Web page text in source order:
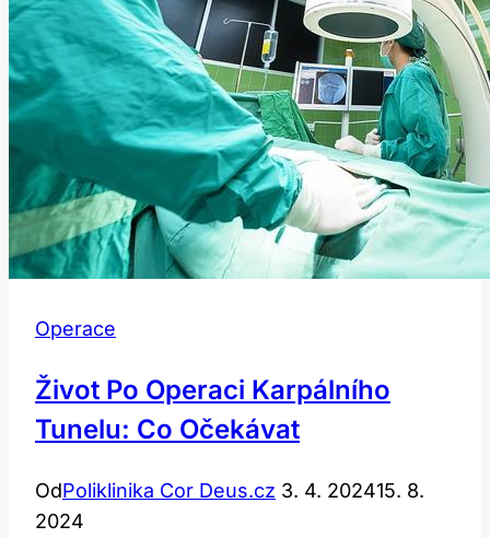
Operace
Život Po Operaci Karpálního
Tunelu: Co Očekávat
OdPoliklinika Cor Deus.cz 3. 4. 202415. 8.
2024